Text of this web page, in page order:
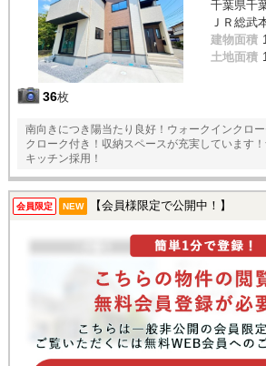
36枚
千葉県千
ＪＲ総武
建物面積
土地面積
南向きにつき陽当たり良好！ウォークインクロ
クローク付き！収納スペースが充実しています
キッチン採用！
会員限定 NEW 【会員様限定で公開中！】